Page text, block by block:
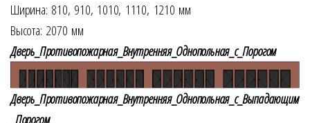
Ширина: 810, 910, 1010, 1110, 1210 мм
Высота: 2070 мм
Дверь_Противопожарная_Внутренняя_Однопольная_с_Порогом
Дверь_Противопожарная_Внутренняя_Однопольная_с_Выпадающим